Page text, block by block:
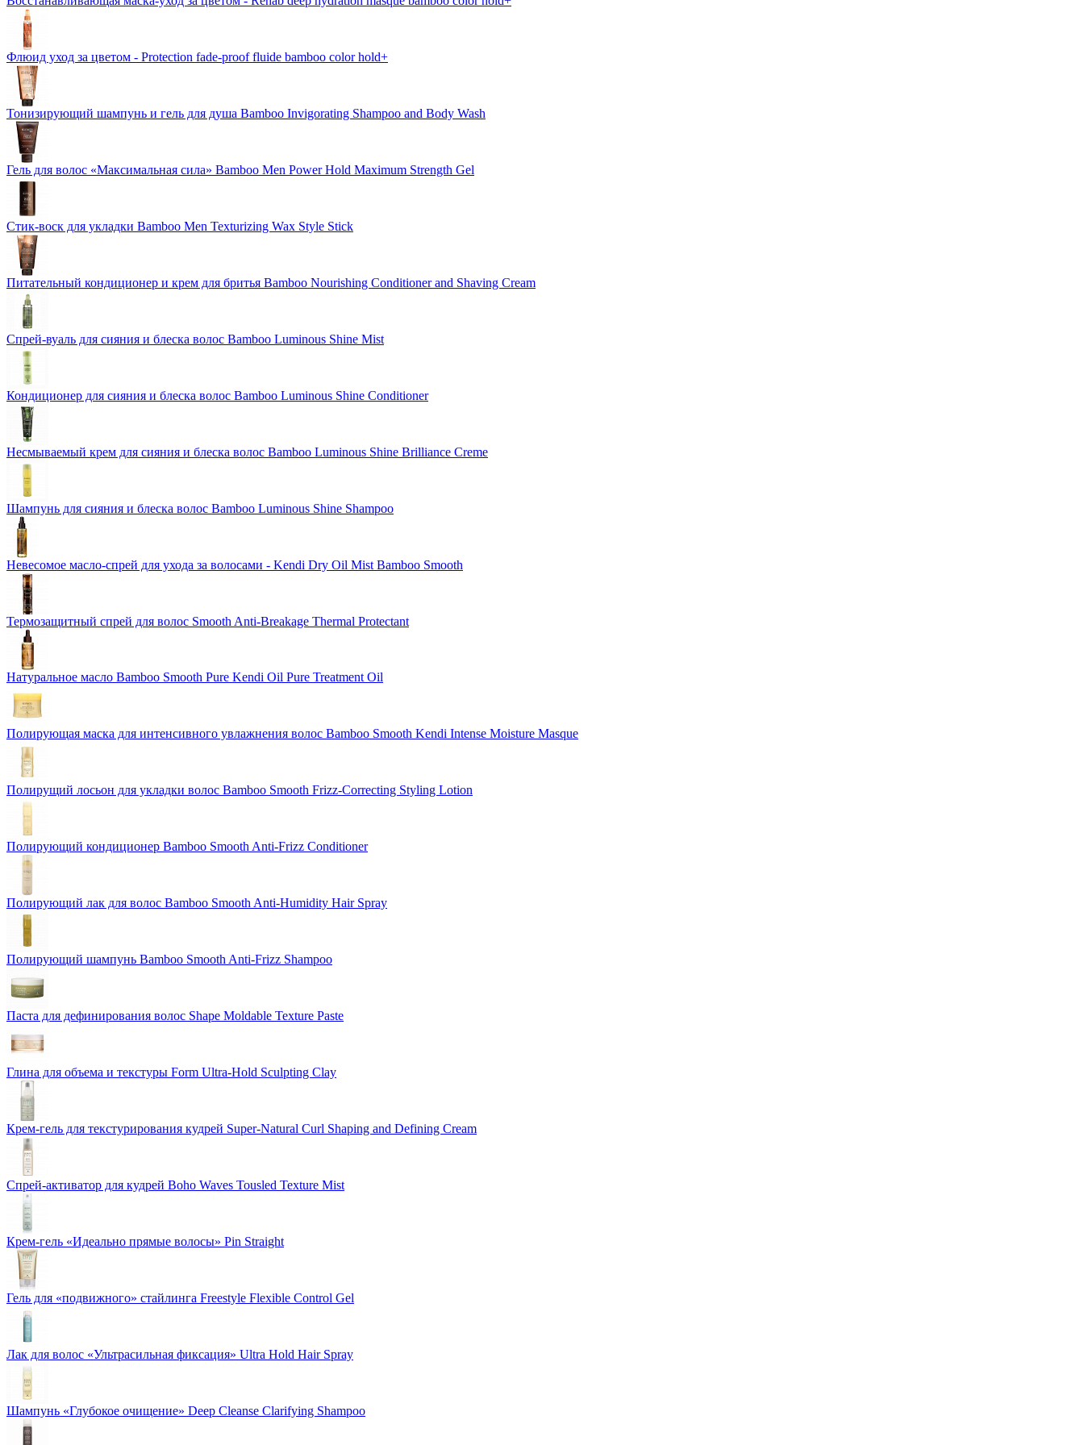
Флюид уход за цветом - Protection fade-proof fluide bamboo color hold+
Тонизирующий шампунь и гель для душа Bamboo Invigorating Shampoo and Body Wash
Гель для волос «Максимальная сила» Bamboo Men Power Hold Maximum Strength Gel
Стик-воск для укладки Bamboo Men Texturizing Wax Style Stick
Питательный кондиционер и крем для бритья Bamboo Nourishing Conditioner and Shaving Cream
Спрей-вуаль для сияния и блеска волос Bamboo Luminous Shine Mist
Кондиционер для сияния и блеска волос Bamboo Luminous Shine Conditioner
Несмываемый крем для сияния и блеска волос Bamboo Luminous Shine Brilliance Creme
Шампунь для сияния и блеска волос Bamboo Luminous Shine Shampoo
Невесомое масло-спрей для ухода за волосами - Kendi Dry Oil Mist Bamboo Smooth
Термозащитный спрей для волос Smooth Anti-Breakage Thermal Protectant
Натуральное масло Bamboo Smooth Pure Kendi Oil Pure Treatment Oil
Полирующая маска для интенсивного увлажнения волос Bamboo Smooth Kendi Intense Moisture Masque
Полирущий лосьон для укладки волос Bamboo Smooth Frizz-Correcting Styling Lotion
Полирующий кондиционер Bamboo Smooth Anti-Frizz Conditioner
Полирующий лак для волос Bamboo Smooth Anti-Humidity Hair Spray
Полирующий шампунь Bamboo Smooth Anti-Frizz Shampoo
Паста для дефинирования волос Shape Moldable Texture Paste
Глина для объема и текстуры Form Ultra-Hold Sculpting Clay
Крем-гель для текстурирования кудрей Super-Natural Curl Shaping and Defining Cream
Спрей-активатор для кудрей Boho Waves Tousled Texture Mist
Крем-гель «Идеально прямые волосы» Pin Straight
Гель для «подвижного» стайлинга Freestyle Flexible Control Gel
Лак для волос «Ультрасильная фиксация» Ultra Hold Hair Spray
Шампунь «Глубокое очищение» Deep Cleanse Clarifying Shampoo